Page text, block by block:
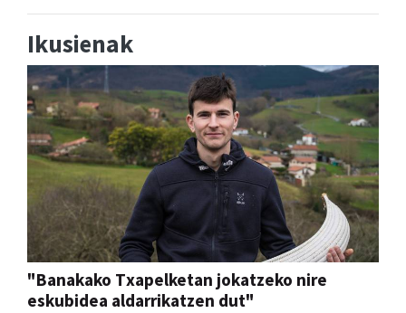
Ikusienak
"Banakako Txapelketan jokatzeko nire
eskubidea aldarrikatzen dut"